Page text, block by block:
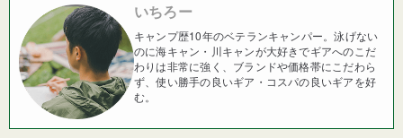
いちろー
キャンプ歴10年のベテランキャンパー。泳げない
のに海キャン・川キャンが大好きでギアへのこだ
わりは非常に強く、ブランドや価格帯にこだわら
ず、使い勝手の良いギア・コスパの良いギアを好
む。